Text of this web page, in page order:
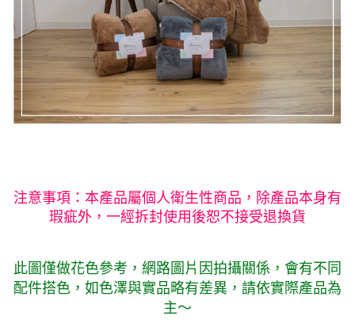
注意事項：本產品屬個人衛生性商品，除產品本身有
瑕疵外，一經拆封使用後恕不接受退換貨
此圖僅做花色參考， 網路圖片因拍攝關係，會有不同
配件搭色，如色澤與實品略有差異，請依實際產品為
主～